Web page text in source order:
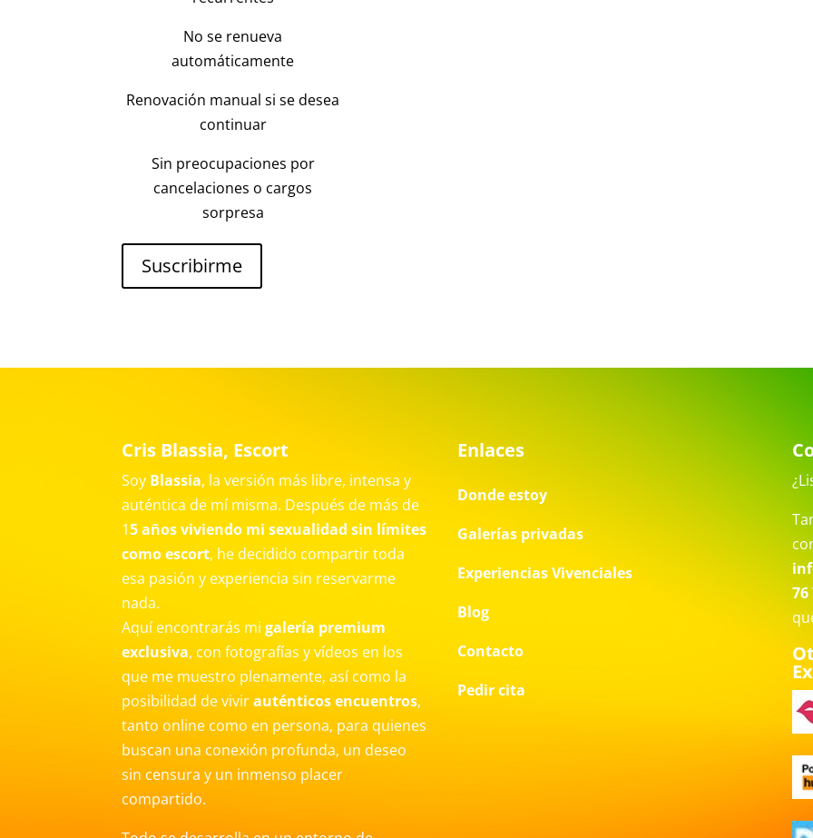
No se renueva
automáticamente
Renovación manual si se desea
continuar
Sin preocupaciones por
cancelaciones o cargos
sorpresa
Suscribirme
Cris Blassia, Escort
Soy Blassia, la versión más libre, intensa y
auténtica de mí misma. Después de más de
15 años viviendo mi sexualidad sin límites
como escort, he decidido compartir toda
esa pasión y experiencia sin reservarme
nada.
Aquí encontrarás migalería premium
exclusiva, con fotografías y vídeos en los
que me muestro plenamente, así como la
posibilidad de vivirauténticos encuentros,
tanto online como en persona, para quienes
buscan una conexión profunda, un deseo
sin censura y un inmenso placer
compartido.
Enlaces
Donde estoy
Galerías privadas
Experiencias Vivenciales
Blog
Contacto
Pedir cita
76